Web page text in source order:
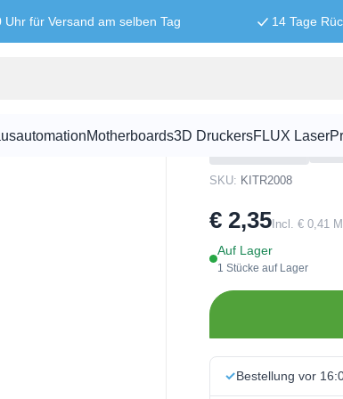
für Versand am selben Tag 14 Tage
Motherboards3D DruckersFLUX Laser
SKU: KITR2008
€ 2,35 Incl. € 0,41
Auf Lager
1 Stücke auf Lager
Bestellung vor